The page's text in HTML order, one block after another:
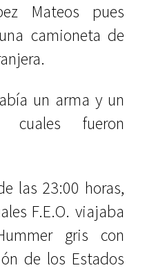
Mateos pues
camioneta de
un arma y un
cuales fueron
las 23:00 horas,
F.E.O. viajaba
gris con
de los Estados